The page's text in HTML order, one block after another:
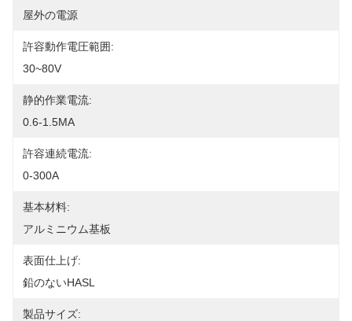
屋外の電源
許容動作電圧範囲:
30~80V
静的作業電流:
0.6-1.5MA
許容連続電流:
0-300A
基本材料:
アルミニウム基板
表面仕上げ:
鉛のないHASL
製品サイズ: